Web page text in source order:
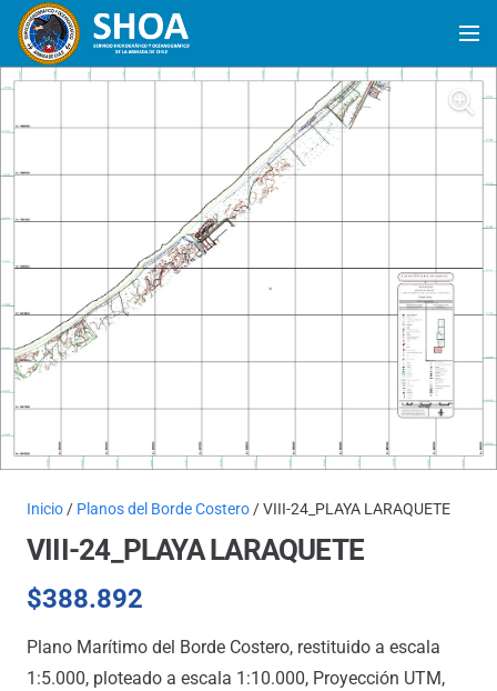
Inicio/ Planos del Borde Costero/ VIII-24_PLAYA LARAQUETE
VIII-24_PLAYA LARAQUETE
$388.892
Plano Marítimo del Borde Costero, restituido a escala
1:5.000, ploteado a escala 1:10.000, Proyección UTM,